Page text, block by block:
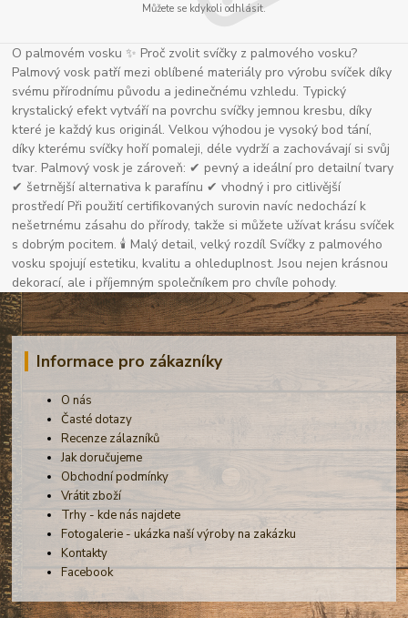
Můžete se kdykoli odhlásit.
O palmovém vosku ✨ Proč zvolit svíčky z palmového vosku?
Palmový vosk patří mezi oblíbené materiály pro výrobu svíček díky
svému přírodnímu původu a jedinečnému vzhledu. Typický
krystalický efekt vytváří na povrchu svíčky jemnou kresbu, díky
které je každý kus originál. Velkou výhodou je vysoký bod tání,
díky kterému svíčky hoří pomaleji, déle vydrží a zachovávají si svůj
tvar. Palmový vosk je zároveň: ✔ pevný a ideální pro detailní tvary
✔ šetrnější alternativa k parafínu ✔ vhodný i pro citlivější
prostředí Při použití certifikovaných surovin navíc nedochází k
nešetrnému zásahu do přírody, takže si můžete užívat krásu svíček
s dobrým pocitem. 🕯 Malý detail, velký rozdíl Svíčky z palmového
vosku spojují estetiku, kvalitu a ohleduplnost. Jsou nejen krásnou
dekorací, ale i příjemným společníkem pro chvíle pohody.
Informace pro zákazníky
O nás
Časté dotazy
Recenze zálazníků
Jak doručujeme
Obchodní podmínky
Vrátit zboží
Trhy - kde nás najdete
Fotogalerie - ukázka naší výroby na zakázku
Kontakty
Facebook